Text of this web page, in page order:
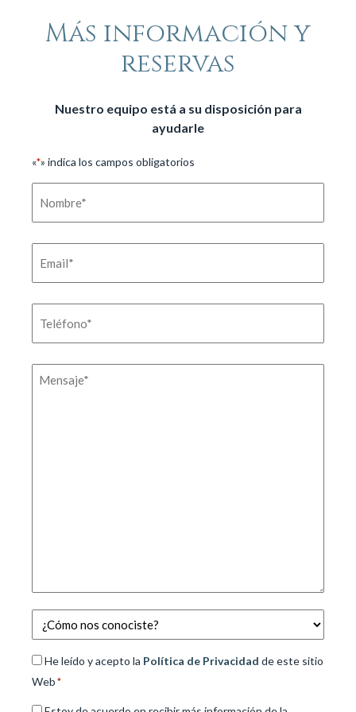
Más información y
reservas
Nuestro equipo está a su disposición para
ayudarle
«*» indica los campos obligatorios
Mensaje
Conocido
*
Consentimiento
*
He leído y acepto la Política de Privacidad de este sitio
Web*